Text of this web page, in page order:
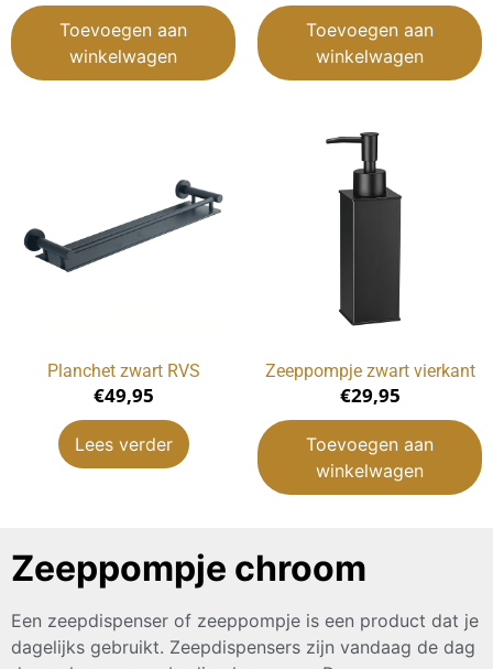
Toevoegen aan
winkelwagen
Toevoegen aan
winkelwagen
Planchet zwart RVS
€49,95
Lees verder
Zeeppompje zwart vierkant
€29,95
Toevoegen aan
winkelwagen
Zeeppompje chroom
Een zeepdispenser of zeeppompje is een product dat je
dagelijks gebruikt. Zeepdispensers zijn vandaag de dag